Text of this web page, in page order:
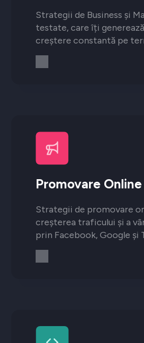
Strategii de Business și
testate, care îți
creștere constantă pe
Promovare Online
Strategii de promovare
creșterea traficului și a
prin Facebook, Google și